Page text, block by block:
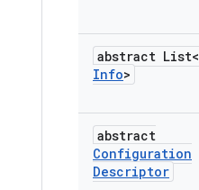
abstract List<
Info>
abstract
Configuration
Descriptor